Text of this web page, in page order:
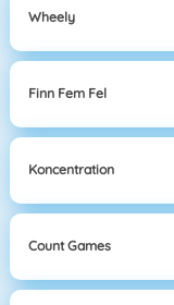
Wheely
Finn Fem Fel
Koncentration
Count Games